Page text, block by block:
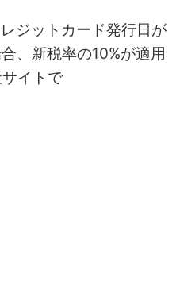
ジットカード発行日が
、新税率の10%が適用
イトで